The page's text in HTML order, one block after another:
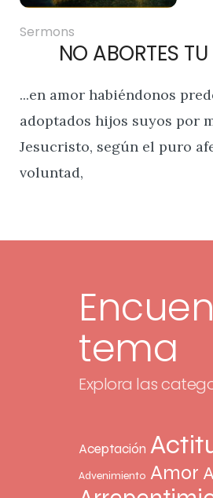
Sermons
NO ABORTES
...en amor habiéndonos
adoptados hijos suyos por
Jesucristo, según el puro
voluntad,
tema
Explora las
Aceptación
Advenimiento Amor